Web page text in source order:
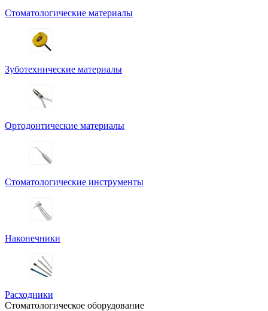
Стоматологические материалы
Зуботехнические материалы
Ортодонтические материалы
Стоматологические инструменты
Наконечники
Расходники
Стоматологическое оборудование